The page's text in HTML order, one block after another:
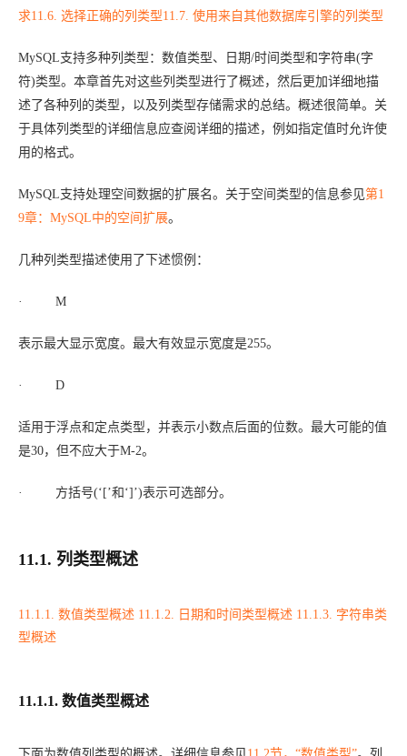
求11.6. 选择正确的列类型11.7. 使用来自其他数据库引擎的列类型
MySQL支持多种列类型：数值类型、日期/时间类型和字符串(字
符)类型。本章首先对这些列类型进行了概述，然后更加详细地描
述了各种列的类型，以及列类型存储需求的总结。概述很简单。关
于具体列类型的详细信息应查阅详细的描述，例如指定值时允许使
用的格式。
MySQL支持处理空间数据的扩展名。关于空间类型的信息参见第1
9章： MySQL中的空间扩展。
几种列类型描述使用了下述惯例：
· M
表示最大显示宽度。最大有效显示宽度是255。
· D
适用于浮点和定点类型，并表示小数点后面的位数。最大可能的值
是30，但不应大于M-2。
· 方括号(‘[’和‘]’)表示可选部分。
11.1. 列类型概述
11.1.1. 数值类型概述 11.1.2. 日期和时间类型概述 11.1.3. 字符串类
型概述
11.1.1. 数值类型概述